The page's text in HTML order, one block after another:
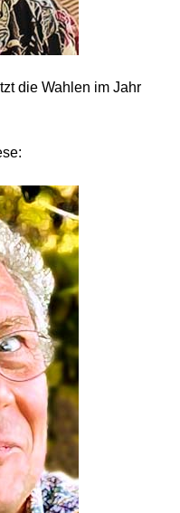
die Wahlen im Jahr